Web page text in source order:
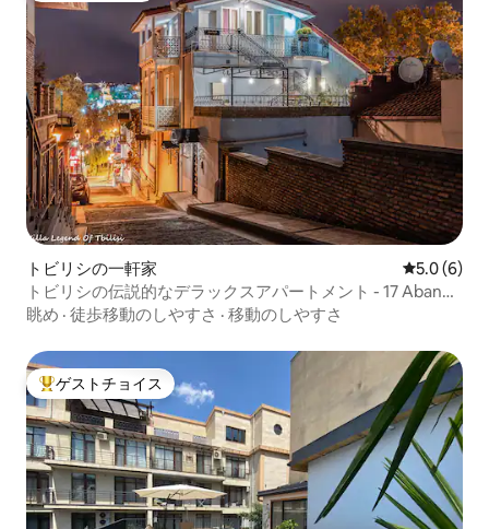
トビリシの一軒家 レビュー6
5.0 (6)
トビリシの伝説的なデラックスアパートメント - 17 Abano
str.
眺め · 徒歩移動のしやすさ · 移動のしやすさ
大好評のゲストチョイスです。
ゲストチョイス